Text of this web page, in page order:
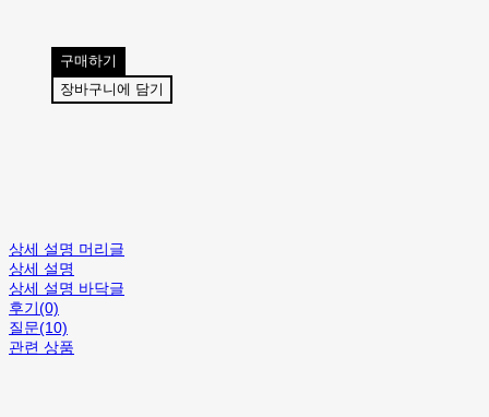
구매하기
장바구니에 담기
상세 설명 머리글
상세 설명
상세 설명 바닥글
후기(0)
질문(10)
관련 상품